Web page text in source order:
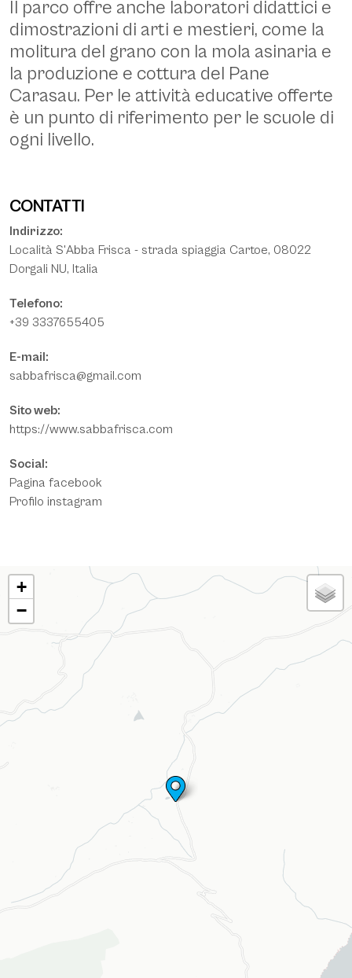
Dorgali, parco museo S'Abba Frisca. Asino sardo - CC BY 2.0 Allie
Caulfield - flickr.com -
https://www.flickr.com/photos/wm_archiv/52855917678/
Il parco offre anche laboratori didattici e
dimostrazioni di arti e mestieri, come la
molitura del grano con la mola asinaria e
la produzione e cottura del Pane
Carasau. Per le attività educative offerte
è un punto di riferimento per le scuole di
ogni livello.
CONTATTI
Indirizzo:
Località S'Abba Frisca - strada spiaggia Cartoe, 08022
Dorgali NU, Italia
Telefono:
+39 3337655405
E-mail:
sabbafrisca@gmail.com
Sito web:
https://www.sabbafrisca.com
Social:
Pagina facebook
Profilo instagram
MAPPA
+
−